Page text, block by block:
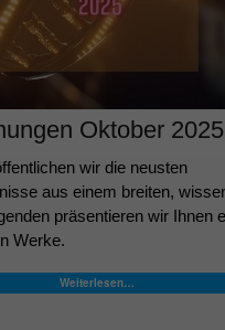
Oktober 2025
wir die neusten
aus einem breiten,
präsentieren wir Ihnen
Werke.
Weiterlesen…